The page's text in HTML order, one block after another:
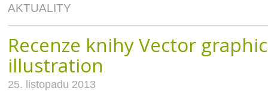
AKTUALITY
Recenze knihy Vector
illustration
25. listopadu 2013